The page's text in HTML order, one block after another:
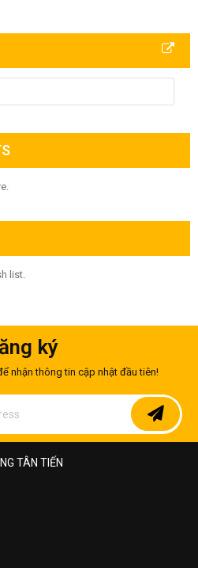
list.
ký
nhận thông tin cập nhật đầu tiên!
TÂN TIẾN